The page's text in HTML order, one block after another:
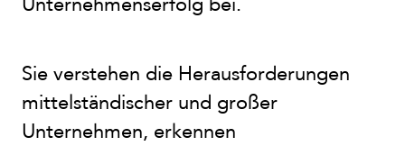
Sie verstehen die Herausforderungen
mittelständischer und großer
Unternehmen, erkennen